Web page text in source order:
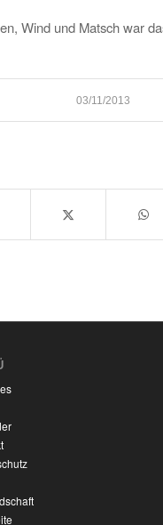
Wind und Matsch war
03/11/2013